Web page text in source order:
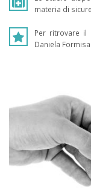
materia di
Per ritrovare il
Daniela